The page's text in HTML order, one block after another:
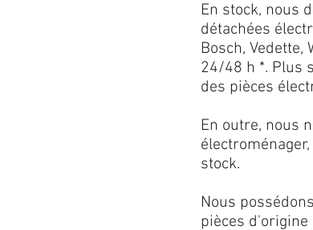
En stock, nous
détachées
Bosch,
24/48 h *. Plus
des pièces
En outre, nous
stock.
Nous
pièces